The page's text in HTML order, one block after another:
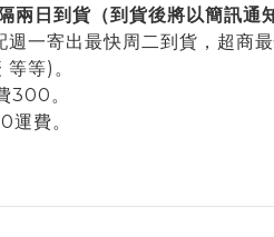
日到貨（到貨後將以簡訊通知
一寄出最快周二到貨，超商最
等)。
300。
運費。